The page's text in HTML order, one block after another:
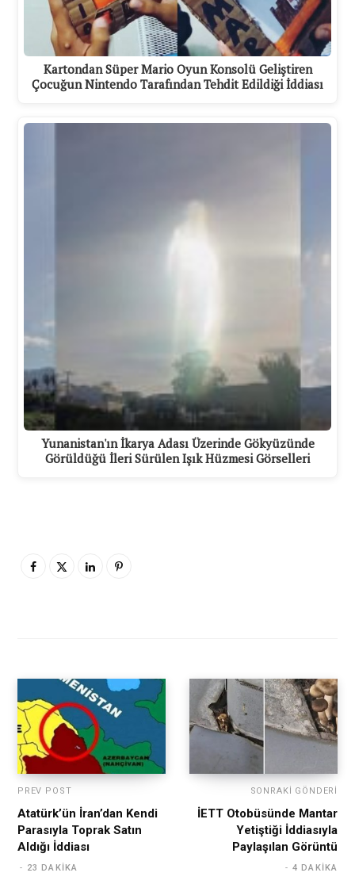
Kartondan Süper Mario Oyun Konsolü Geliştiren
Çocuğun Nintendo Tarafından Tehdit Edildiği İddiası
Yunanistan'ın İkarya Adası Üzerinde Gökyüzünde
Görüldüğü İleri Sürülen Işık Hüzmesi Görselleri
PREV POST
Atatürk’ün İran’dan Kendi
Parasıyla Toprak Satın
Aldığı İddiası
23 DAKIKA
SONRAKI GÖNDERI
İETT Otobüsünde Mantar
Yetiştiği İddiasıyla
Paylaşılan Görüntü
4 DAKIKA